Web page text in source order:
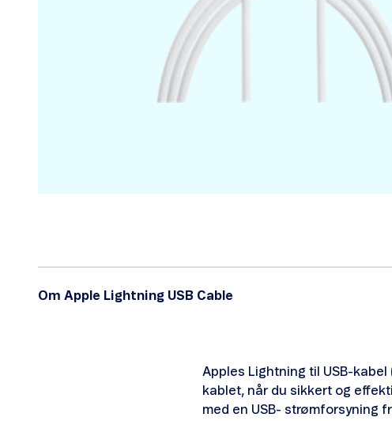
Om Apple Lightning USB Cable
Apples Lightning til USB-kabel
kablet, når du sikkert og
med en USB- strømforsyning